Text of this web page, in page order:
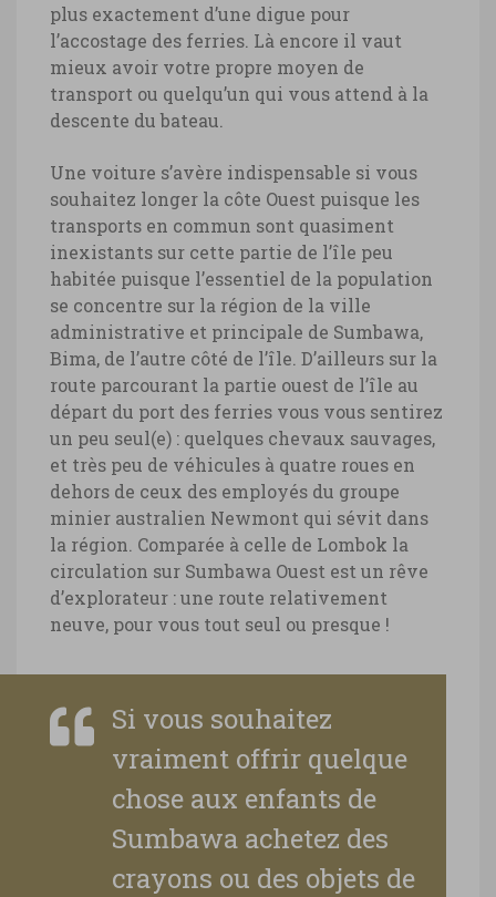
plus exactement d’une digue pour
l’accostage des ferries. Là encore il vaut
mieux avoir votre propre moyen de
transport ou quelqu’un qui vous attend à la
descente du bateau.
Une voiture s’avère indispensable si vous
souhaitez longer la côte Ouest puisque les
transports en commun sont quasiment
inexistants sur cette partie de l’île peu
habitée puisque l’essentiel de la population
se concentre sur la région de la ville
administrative et principale de Sumbawa,
Bima, de l’autre côté de l’île. D’ailleurs sur la
route parcourant la partie ouest de l’île au
départ du port des ferries vous vous sentirez
un peu seul(e) : quelques chevaux sauvages,
et très peu de véhicules à quatre roues en
dehors de ceux des employés du groupe
minier australien Newmont qui sévit dans
la région. Comparée à celle de Lombok la
circulation sur Sumbawa Ouest est un rêve
d’explorateur : une route relativement
neuve, pour vous tout seul ou presque !
Si vous souhaitez
vraiment offrir quelque
chose aux enfants de
Sumbawa achetez des
crayons ou des objets de